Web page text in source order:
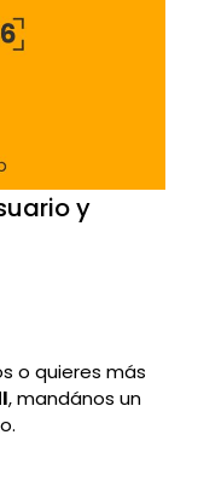
y
o quieres más
, mandános un